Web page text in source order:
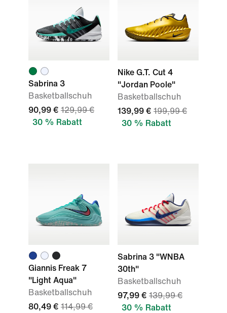
Sabrina 3
Basketballschuh
90,99 € 129,99 €
30 % Rabatt
Nike G.T. Cut 4
"Jordan Poole"
Basketballschuh
139,99 € 199,99 €
30 % Rabatt
Giannis Freak 7
"Light Aqua"
Basketballschuh
80,49 € 114,99 €
Sabrina 3 "WNBA
30th"
Basketballschuh
97,99 € 139,99 €
30 % Rabatt